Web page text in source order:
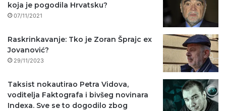
koja je pogodila Hrvatsku?
07/11/2021
Raskrinkavanje: Tko je Zoran Šprajc ex
Jovanović?
29/11/2023
Taksist nokautirao Petra Vidova,
voditelja Faktografa i bivšeg novinara
Indexa. Sve se to dogodilo zbog